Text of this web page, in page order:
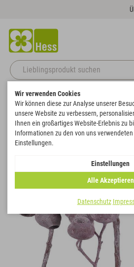
Startseite Naturdeko
Eukalyptusglockenzweig
Zurück zur Artikelübersicht
Wir verwenden Cookies
Wir können diese zur Analyse unserer
unsere Website zu verbessern,
Ihnen ein großartiges Website-Erlebnis zu
Informationen zu den von uns
Einstellungen.
Einstellungen
Alle Akzeptieren
Datenschutz